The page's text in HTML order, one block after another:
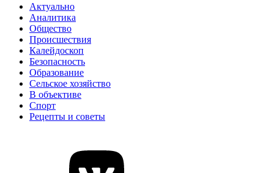
Актуально
Аналитика
Общество
Происшествия
Калейдоскоп
Безопасность
Образование
Сельское хозяйство
В объективе
Спорт
Рецепты и советы